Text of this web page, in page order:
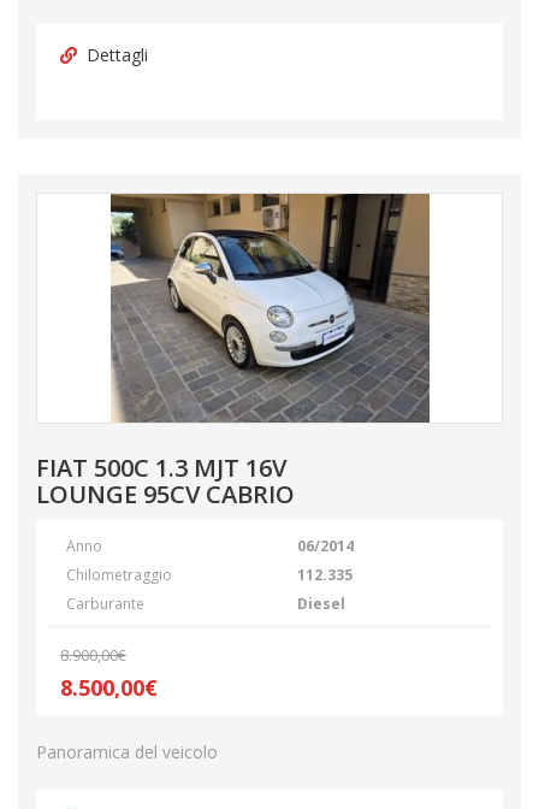
Dettagli
FIAT 500C 1.3 MJT 16V
LOUNGE 95CV CABRIO
Anno
06/2014
Chilometraggio
112.335
Carburante
Diesel
8.900,00€
8.500,00€
Panoramica del veicolo